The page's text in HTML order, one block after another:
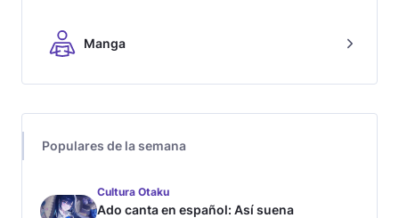
Manga
Populares de la semana
Cultura Otaku
Ado canta en español: Así suena